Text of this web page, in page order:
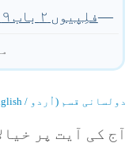
—فلِپیوں ۲ باب ۹ تا ۱۱ آیت
دولسانی قسم (اُردو / English)
آج کی آیت پر